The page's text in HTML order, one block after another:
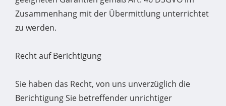
Zusammenhang mit der Übermittlung unterrichtet
zu werden.
Recht auf Berichtigung
Sie haben das Recht, von uns unverzüglich die
Berichtigung Sie betreffender unrichtiger